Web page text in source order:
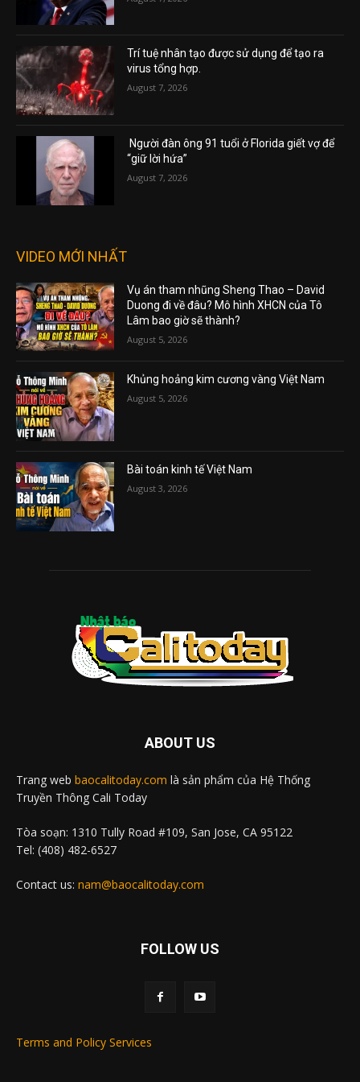
Trí tuệ nhân tạo được sử dụng để tạo ra
virus tổng hợp.
August 7, 2026
Người đàn ông 91 tuổi ở Florida giết vợ để
“giữ lời hứa”
August 7, 2026
VIDEO MỚI NHẤT
Vụ án tham nhũng Sheng Thao – David
Duong đi về đâu? Mô hình XHCN của Tô
Lâm bao giờ sẽ thành?
August 5, 2026
Khủng hoảng kim cương vàng Việt Nam
August 5, 2026
Bài toán kinh tế Việt Nam
August 3, 2026
ABOUT US
Trang web baocalitoday.com là sản phẩm của Hệ Thống
Truyền Thông Cali Today
Tòa soạn: 1310 Tully Road #109, San Jose, CA 95122
Tel: (408) 482-6527
Contact us: nam@baocalitoday.com
FOLLOW US
Terms and Policy Services